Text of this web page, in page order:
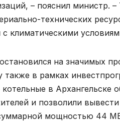
– пояснил министр. –
технических
климатическими
на значимых
также в рамках
в
и позволили
мощностью 44